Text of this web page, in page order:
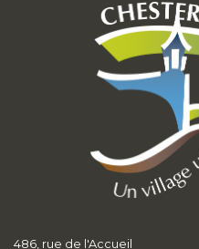
486, rue de l'Accueil